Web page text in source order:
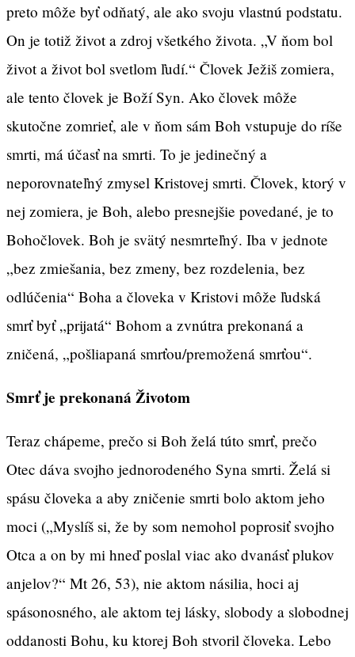
preto môže byť odňatý, ale ako svoju vlastnú podstatu.
On je totiž život a zdroj všetkého života. „V ňom bol
život a život bol svetlom ľudí.“ Človek Ježiš zomiera,
ale tento človek je Boží Syn. Ako človek môže
skutočne zomrieť, ale v ňom sám Boh vstupuje do ríše
smrti, má účasť na smrti. To je jedinečný a
neporovnateľný zmysel Kristovej smrti. Človek, ktorý v
nej zomiera, je Boh, alebo presnejšie povedané, je to
Bohočlovek. Boh je svätý nesmrteľný. Iba v jednote
„bez zmiešania, bez zmeny, bez rozdelenia, bez
odlúčenia“ Boha a človeka v Kristovi môže ľudská
smrť byť „prijatá“ Bohom a zvnútra prekonaná a
zničená, „pošliapaná smrťou/premožená smrťou“.
Smrť je prekonaná Životom
Teraz chápeme, prečo si Boh želá túto smrť, prečo
Otec dáva svojho jednorodeného Syna smrti. Želá si
spásu človeka a aby zničenie smrti bolo aktom jeho
moci („Myslíš si, že by som nemohol poprosiť svojho
Otca a on by mi hneď poslal viac ako dvanásť plukov
anjelov?“ Mt 26, 53), nie aktom násilia, hoci aj
spásonosného, ale aktom tej lásky, slobody a slobodnej
oddanosti Bohu, ku ktorej Boh stvoril človeka. Lebo